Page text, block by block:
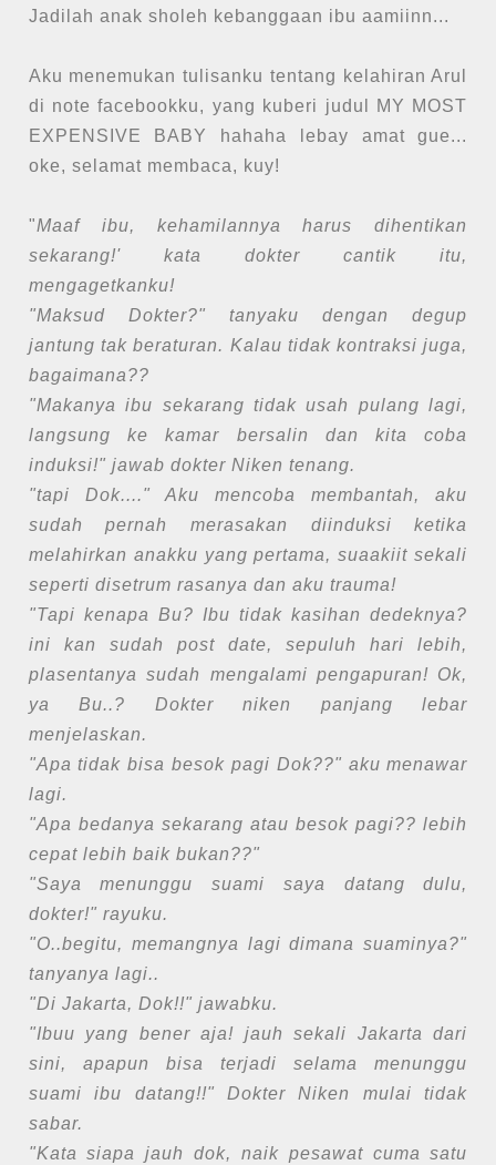
Jadilah anak sholeh kebanggaan ibu aamiinn...
Aku menemukan tulisanku tentang kelahiran Arul
di note facebookku, yang kuberi judul MY MOST
EXPENSIVE BABY hahaha lebay amat gue...
oke, selamat membaca, kuy!
"Maaf ibu, kehamilannya harus dihentikan
sekarang!' kata dokter cantik itu,
mengagetkanku!
"Maksud Dokter?" tanyaku dengan degup
jantung tak beraturan. Kalau tidak kontraksi juga,
bagaimana??
"Makanya ibu sekarang tidak usah pulang lagi,
langsung ke kamar bersalin dan kita coba
induksi!" jawab dokter Niken tenang.
"tapi Dok...." Aku mencoba membantah, aku
sudah pernah merasakan diinduksi ketika
melahirkan anakku yang pertama, suaakiit sekali
seperti disetrum rasanya dan aku trauma!
"Tapi kenapa Bu? Ibu tidak kasihan dedeknya?
ini kan sudah post date, sepuluh hari lebih,
plasentanya sudah mengalami pengapuran! Ok,
ya Bu..? Dokter niken panjang lebar
menjelaskan.
"Apa tidak bisa besok pagi Dok??" aku menawar
lagi.
"Apa bedanya sekarang atau besok pagi?? lebih
cepat lebih baik bukan??"
"Saya menunggu suami saya datang dulu,
dokter!" rayuku.
"O..begitu, memangnya lagi dimana suaminya?"
tanyanya lagi..
"Di Jakarta, Dok!!" jawabku.
"Ibuu yang bener aja! jauh sekali Jakarta dari
sini, apapun bisa terjadi selama menunggu
suami ibu datang!!" Dokter Niken mulai tidak
sabar.
"Kata siapa jauh dok, naik pesawat cuma satu